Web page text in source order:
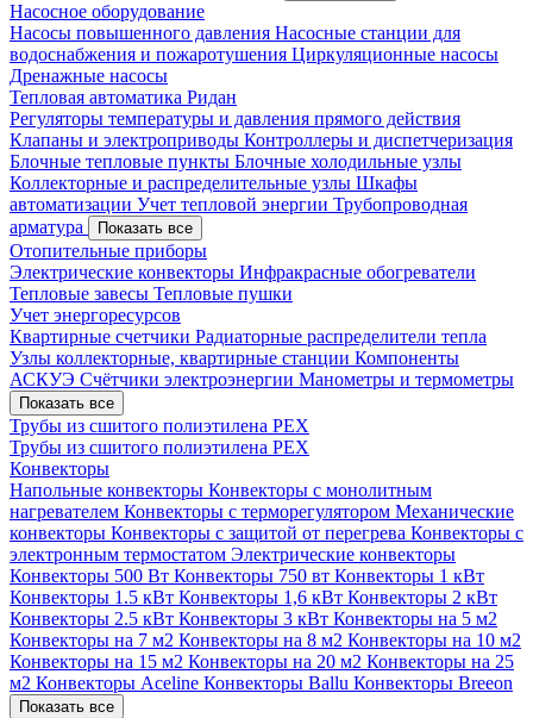
Насосное оборудование
Насосы повышенного давления Насосные станции для
водоснабжения и пожаротушения Циркуляционные насосы
Дренажные насосы
Тепловая автоматика Ридан
Регуляторы температуры и давления прямого действия
Клапаны и электроприводы Контроллеры и диспетчеризация
Блочные тепловые пункты Блочные холодильные узлы
Коллекторные и распределительные узлы Шкафы
автоматизации Учет тепловой энергии Трубопроводная
арматура
Показать все
Отопительные приборы
Электрические конвекторы Инфракрасные обогреватели
Тепловые завесы Тепловые пушки
Учет энергоресурсов
Квартирные счетчики Радиаторные распределители тепла
Узлы коллекторные, квартирные станции Компоненты
АСКУЭ Счётчики электроэнергии Манометры и термометры
Показать все
Трубы из сшитого полиэтилена PEX
Трубы из сшитого полиэтилена PEX
Конвекторы
Напольные конвекторы Конвекторы с монолитным
нагревателем Конвекторы с терморегулятором Механические
конвекторы Конвекторы с защитой от перегрева Конвекторы с
электронным термостатом Электрические конвекторы
Конвекторы 500 Вт Конвекторы 750 вт Конвекторы 1 кВт
Конвекторы 1.5 кВт Конвекторы 1,6 кВт Конвекторы 2 кВт
Конвекторы 2.5 кВт Конвекторы 3 кВт Конвекторы на 5 м2
Конвекторы на 7 м2 Конвекторы на 8 м2 Конвекторы на 10 м2
Конвекторы на 15 м2 Конвекторы на 20 м2 Конвекторы на 25
м2 Конвекторы Aceline Конвекторы Ballu Конвекторы Breeon
Показать все